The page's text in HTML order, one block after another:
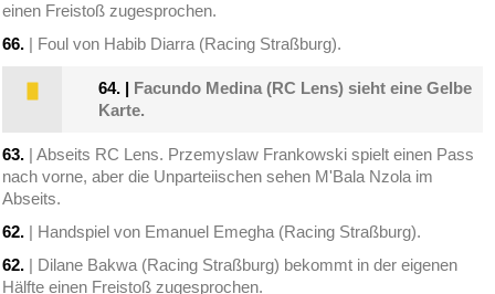
einen Freistoß zugesprochen.
66. | Foul von Habib Diarra (Racing Straßburg).
64. | Facundo Medina (RC Lens) sieht eine Gelbe
Karte.
63. | Abseits RC Lens. Przemyslaw Frankowski spielt einen Pass
nach vorne, aber die Unparteiischen sehen M'Bala Nzola im
Abseits.
62. | Handspiel von Emanuel Emegha (Racing Straßburg).
62. | Dilane Bakwa (Racing Straßburg) bekommt in der eigenen
Hälfte einen Freistoß zugesprochen.